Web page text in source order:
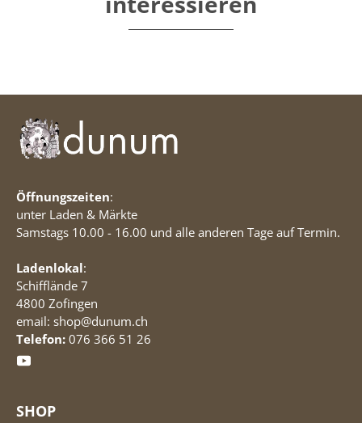
Öffnungszeiten:
unter Laden & Märkte
Samstags 10.00 - 16.00 und alle anderen Tage auf Termin.
Ladenlokal:
Schifflände 7
4800 Zofingen
email: shop@dunum.ch
Telefon: 076 366 51 26
SHOP